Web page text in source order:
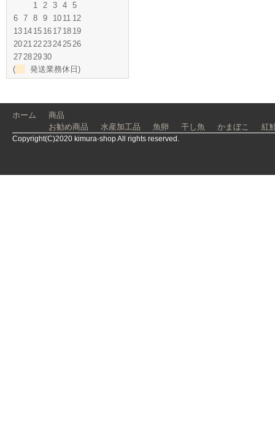
1 2 3 4 5
6 7 8 9 10 11 12
13 14 15 16 17 18 19
20212223242526
27282930
(
発送業務休日)
ホーム
商品
お勧め商品
水産加工品 魚卵 干し魚 かまぼこ 紅
Copyright(C)2020 kimura-shop All rights reserved.